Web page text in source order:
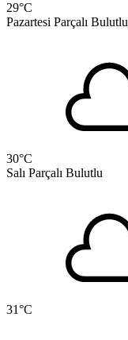
29°C
Pazartesi Parçalı Bulutlu
30°C
Salı Parçalı Bulutlu
31°C